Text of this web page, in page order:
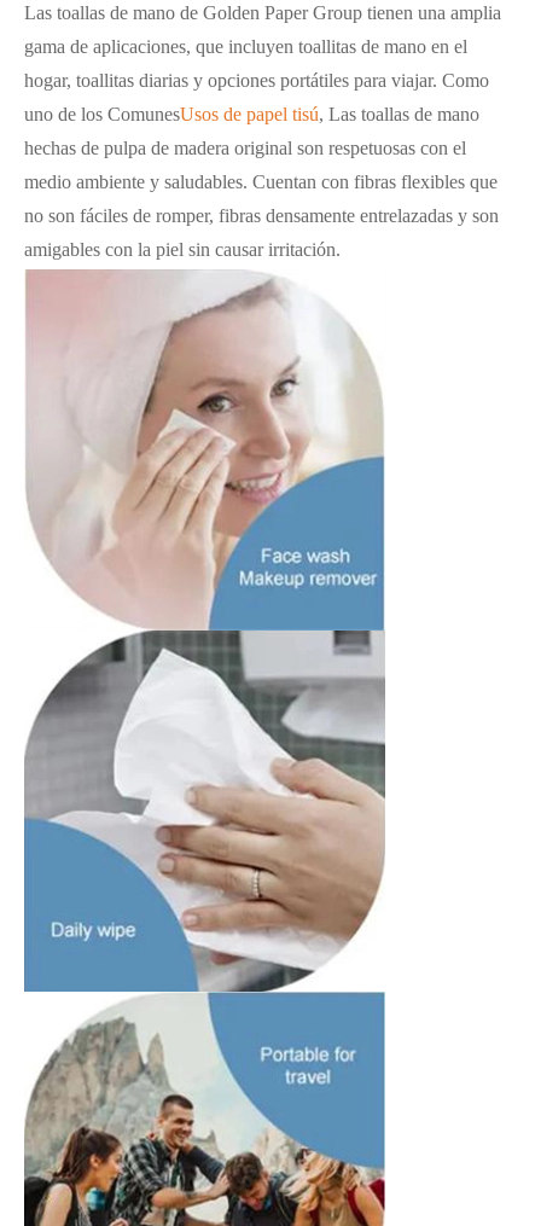
Las toallas de mano de Golden Paper Group tienen una amplia
gama de aplicaciones, que incluyen toallitas de mano en el
hogar, toallitas diarias y opciones portátiles para viajar. Como
uno de los ComunesUsos de papel tisú, Las toallas de mano
hechas de pulpa de madera original son respetuosas con el
medio ambiente y saludables. Cuentan con fibras flexibles que
no son fáciles de romper, fibras densamente entrelazadas y son
amigables con la piel sin causar irritación.